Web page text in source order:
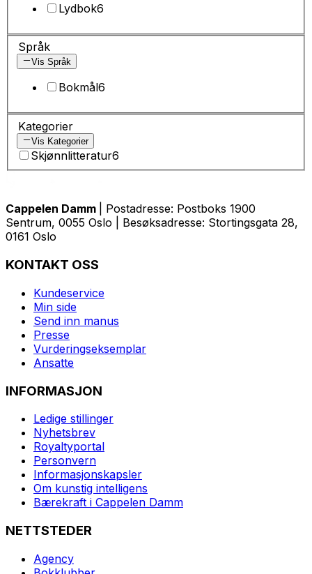
Lydbok6
Språk
Vis Språk
Bokmål6
Kategorier
Vis Kategorier
Skjønnlitteratur6
Cappelen Damm
| Postadresse: Postboks 1900
Sentrum, 0055 Oslo | Besøksadresse: Stortingsgata 28,
0161 Oslo
KONTAKT OSS
Kundeservice
Min side
Send inn manus
Presse
Vurderingseksemplar
Ansatte
INFORMASJON
Ledige stillinger
Nyhetsbrev
Royaltyportal
Personvern
Informasjonskapsler
Om kunstig intelligens
Bærekraft i Cappelen Damm
NETTSTEDER
Agency